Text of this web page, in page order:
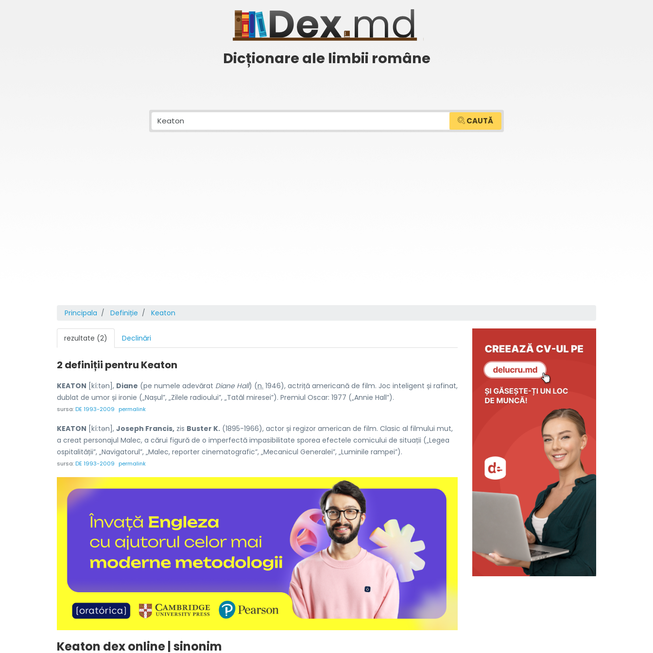
Dicționare ale limbii române
CAUTĂ
Principala Definiție Keaton
rezultate (2) Declinări
2 definiții pentru Keaton
KEATON [kí:tən], Diane (pe numele adevărat Diane Hall) (n. 1946), actriță americană de film. Joc inteligent și rafinat,
dublat de umor și ironie („Nașul”, „Zilele radioului”, „Tatăl miresei”). Premiul Oscar: 1977 („Annie Hall”).
sursa:DE 1993-2009 permalink
KEATON [kí:tən], Joseph Francis, zis Buster K. (1895-1966), actor și regizor american de film. Clasic al filmului mut,
a creat personajul Malec, a cărui figură de o imperfectă impasibilitate sporea efectele comicului de situații („Legea
ospitalității”, „Navigatorul”, „Malec, reporter cinematografic”, „Mecanicul Generalei”, „Luminile rampei”).
sursa:DE 1993-2009 permalink
Keaton dex online | sinonim